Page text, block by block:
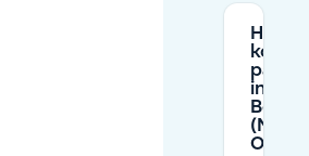
kost
in
Oost)?